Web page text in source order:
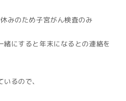
みのため子宮がん検査のみ
緒にすると年末になるとの連絡を
るので、